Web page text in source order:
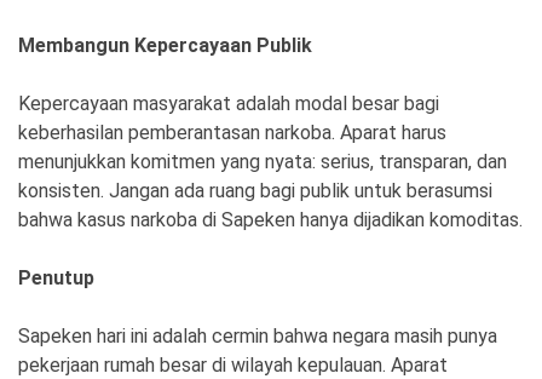
Membangun Kepercayaan Publik
Kepercayaan masyarakat adalah modal besar bagi
keberhasilan pemberantasan narkoba. Aparat harus
menunjukkan komitmen yang nyata: serius, transparan, dan
konsisten. Jangan ada ruang bagi publik untuk berasumsi
bahwa kasus narkoba di Sapeken hanya dijadikan komoditas.
Penutup
Sapeken hari ini adalah cermin bahwa negara masih punya
pekerjaan rumah besar di wilayah kepulauan. Aparat